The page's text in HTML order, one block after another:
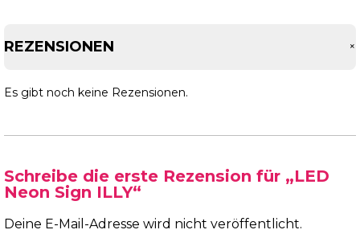
REZENSIONEN +
Es gibt noch keine Rezensionen.
Schreibe die erste Rezension für „LED
Neon Sign ILLY“
Deine E-Mail-Adresse wird nicht veröffentlicht.